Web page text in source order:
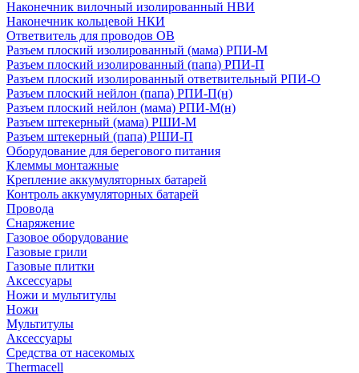
Наконечник вилочный изолированный НВИ
Наконечник кольцевой НКИ
Ответвитель для проводов ОВ
Разъем плоский изолированный (мама) РПИ-М
Разъем плоский изолированный (папа) РПИ-П
Разъем плоский изолированный ответвительный РПИ-О
Разъем плоский нейлон (папа) РПИ-П(н)
Разъем плоский нейлон (мама) РПИ-М(н)
Разъем штекерный (мама) РШИ-М
Разъем штекерный (папа) РШИ-П
Оборудование для берегового питания
Клеммы монтажные
Крепление аккумуляторных батарей
Контроль аккумуляторных батарей
Провода
Снаряжение
Газовое оборудование
Газовые грили
Газовые плитки
Аксессуары
Ножи и мультитулы
Ножи
Мультитулы
Аксессуары
Средства от насекомых
Thermacell